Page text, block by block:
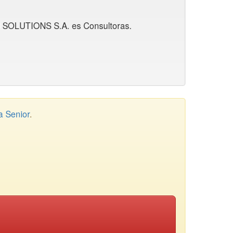
S.A. es Consultoras.
Senior.